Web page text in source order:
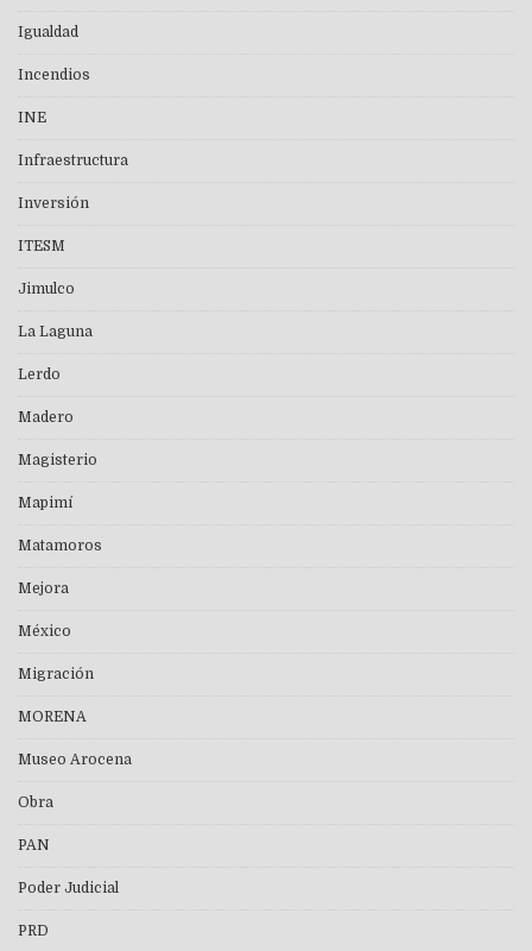
Igualdad
Incendios
INE
Infraestructura
Inversión
ITESM
Jimulco
La Laguna
Lerdo
Madero
Magisterio
Mapimí
Matamoros
Mejora
México
Migración
MORENA
Museo Arocena
Obra
PAN
Poder Judicial
PRD